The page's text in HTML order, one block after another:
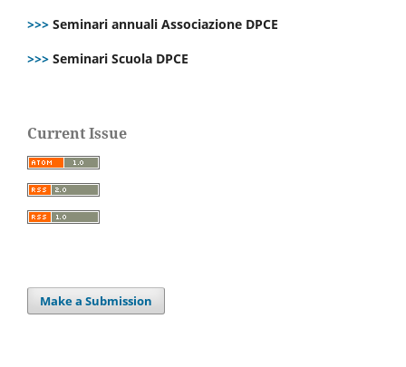
>>> Seminari annuali Associazione DPCE
>>> Seminari Scuola DPCE
Current Issue
Make a Submission